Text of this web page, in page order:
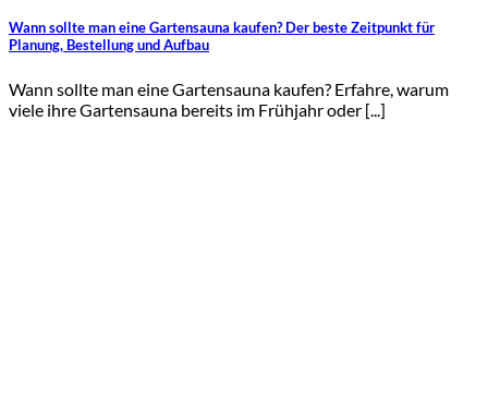
Wann sollte man eine Gartensauna kaufen? Der beste Zeitpunkt für
Planung, Bestellung und Aufbau
Wann sollte man eine Gartensauna kaufen? Erfahre, warum
viele ihre Gartensauna bereits im Frühjahr oder [...]